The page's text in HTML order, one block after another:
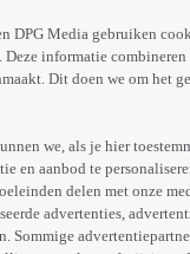
DPG Media gebruiken
Deze informatie
Dit doen we om het
we, als je hier
en aanbod te
delen met onze
advertenties,
Sommige